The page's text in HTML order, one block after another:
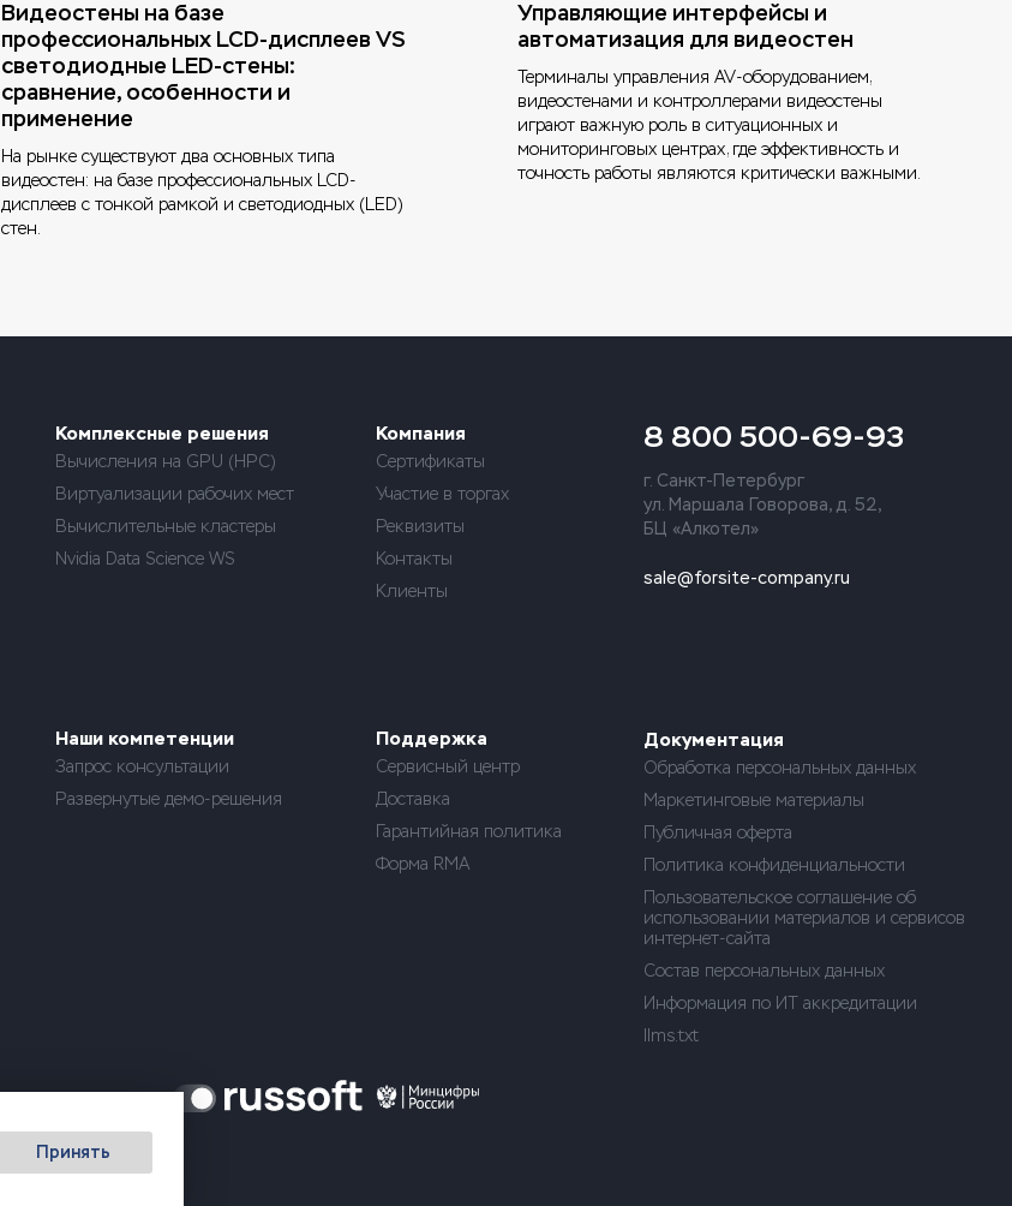
Видеостены на базе
профессиональных LCD-дисплеев VS
светодиодные LED-стены:
сравнение, особенности и
применение
На рынке существуют два основных типа
видеостен: на базе профессиональных LCD-
дисплеев с тонкой рамкой и светодиодных (LED)
стен.
Управляющие интерфейсы и
автоматизация для видеостен
Терминалы управления AV-оборудованием,
видеостенами и контроллерами видеостены
играют важную роль в ситуационных и
мониторинговых центрах, где эффективность и
точность работы являются критически важными.
Принять
Комплексные решения
Вычисления на GPU (HPC)
Виртуализации рабочих мест
Вычислительные кластеры
Nvidia Data Science WS
Наши компетенции
Запрос консультации
Развернутые демо-решения
Компания
Сертификаты
Участие в торгах
Реквизиты
Контакты
Клиенты
Поддержка
Сервисный центр
Доставка
Гарантийная политика
Форма RMA
8 800 500-69-93
г. Санкт-Петербург
ул. Маршала Говорова, д. 52,
БЦ «Алкотел»
sale@forsite-company.ru
Документация
Обработка персональных данных
Маркетинговые материалы
Публичная оферта
Политика конфиденциальности
Пользовательское соглашение об
использовании материалов и сервисов
интернет-сайта
Состав персональных данных
Информация по ИТ аккредитации
llms.txt